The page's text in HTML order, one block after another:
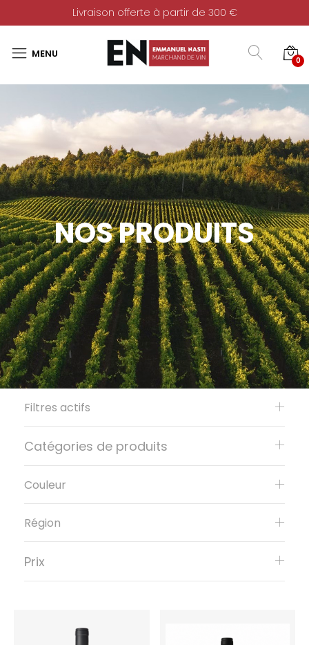
Livraison offerte à partir de 300 €
0
NOS PRODUITS
Filtres actifs
Catégories de produits
Couleur
Région
Prix